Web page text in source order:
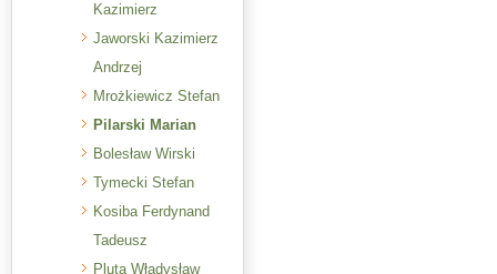
Kazimierz
Jaworski Kazimierz
Andrzej
Mrożkiewicz Stefan
Pilarski Marian
Bolesław Wirski
Tymecki Stefan
Kosiba Ferdynand
Tadeusz
Pluta Władysław